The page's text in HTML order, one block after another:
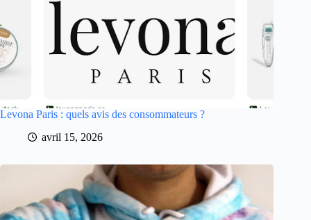
Levona Paris : quels avis des consommateurs ?
avril 15, 2026